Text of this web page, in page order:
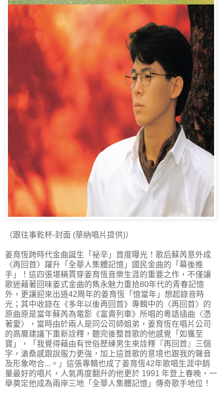
（跟往事乾杯-封面 (華納唱片提供)）
姜育恆跨時代金曲誕生「祕辛」首度曝光！歌后蘇芮意外成
〈再回首〉躍升「全華人集體記憶」國民金曲的「幕後推
手」！這四張堪稱貫穿姜育恆音樂生涯的重要之作，不僅讓
歌迷藉著回味姜式金曲的雋永魅力重拾80年代的青春記憶
外，更讓迎來出道42周年的姜育恆「憶當年」想起錄音時
光；其中收錄在《多年以後再回首》專輯中的〈再回首〉的
原曲原是當年蘇芮為電影《富貴列車》所唱的粵語插曲〈憑
著愛〉，當時由於兩人是同公司師姐弟，姜育恆在唱片公司
的高層建議下重新詮釋，聽完後整首歌的他感覺「如獲至
寶」，「我覺得藉由有世俗歷練男生來詮釋『再回首』三個
字，滄桑感跟說服力更強，加上這首歌的意境也跟我的聲音
及形象吻合...。」這張專輯也成了姜育恆42年歌唱生涯中銷
量最好的唱片，人氣再度翻升的他更於 1991 年登上春晚，一
舉奠定他成為兩岸三地「全華人集體記憶」傳奇歌手地位！